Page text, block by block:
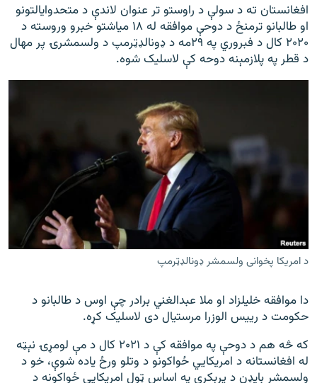
افغانستان ته د سولې د راوستو تر عنوان لاندې د متحدوایالتونو
او طالبانو ترمنځ د دوحې موافقه له ۱۸ میاشتو خبرو وروسته د
۲۰۲۰ کال د فبروري په ۲۹مه د ډونالډټرمپ د ولسمشرۍ پر مهال
د قطر په پلازمېنه دوحه کې لاسلیک شوه.
د امریکا پخوانی ولسمشر ډونالډټرمپ
دا موافقه خلیلزاد او ملا عبدالغني برادر چې اوس د طالبانو د
حکومت د رییس الوزرا مرستیال دی لاسلیک کړه.
که څه هم د دوحې په موافقه کې د ۲۰۲۱ کال د مې لومړۍ نېټه
له افغانستانه د امریکايي ځواکونو د وتلو ورځ یاده شوې، خو د
ولسمشر بایډن د پرېکړې په اساس ټول امریکايي ځواکونه د